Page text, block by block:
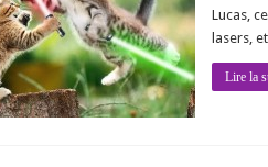
Lucas,
lasers,
Lire la